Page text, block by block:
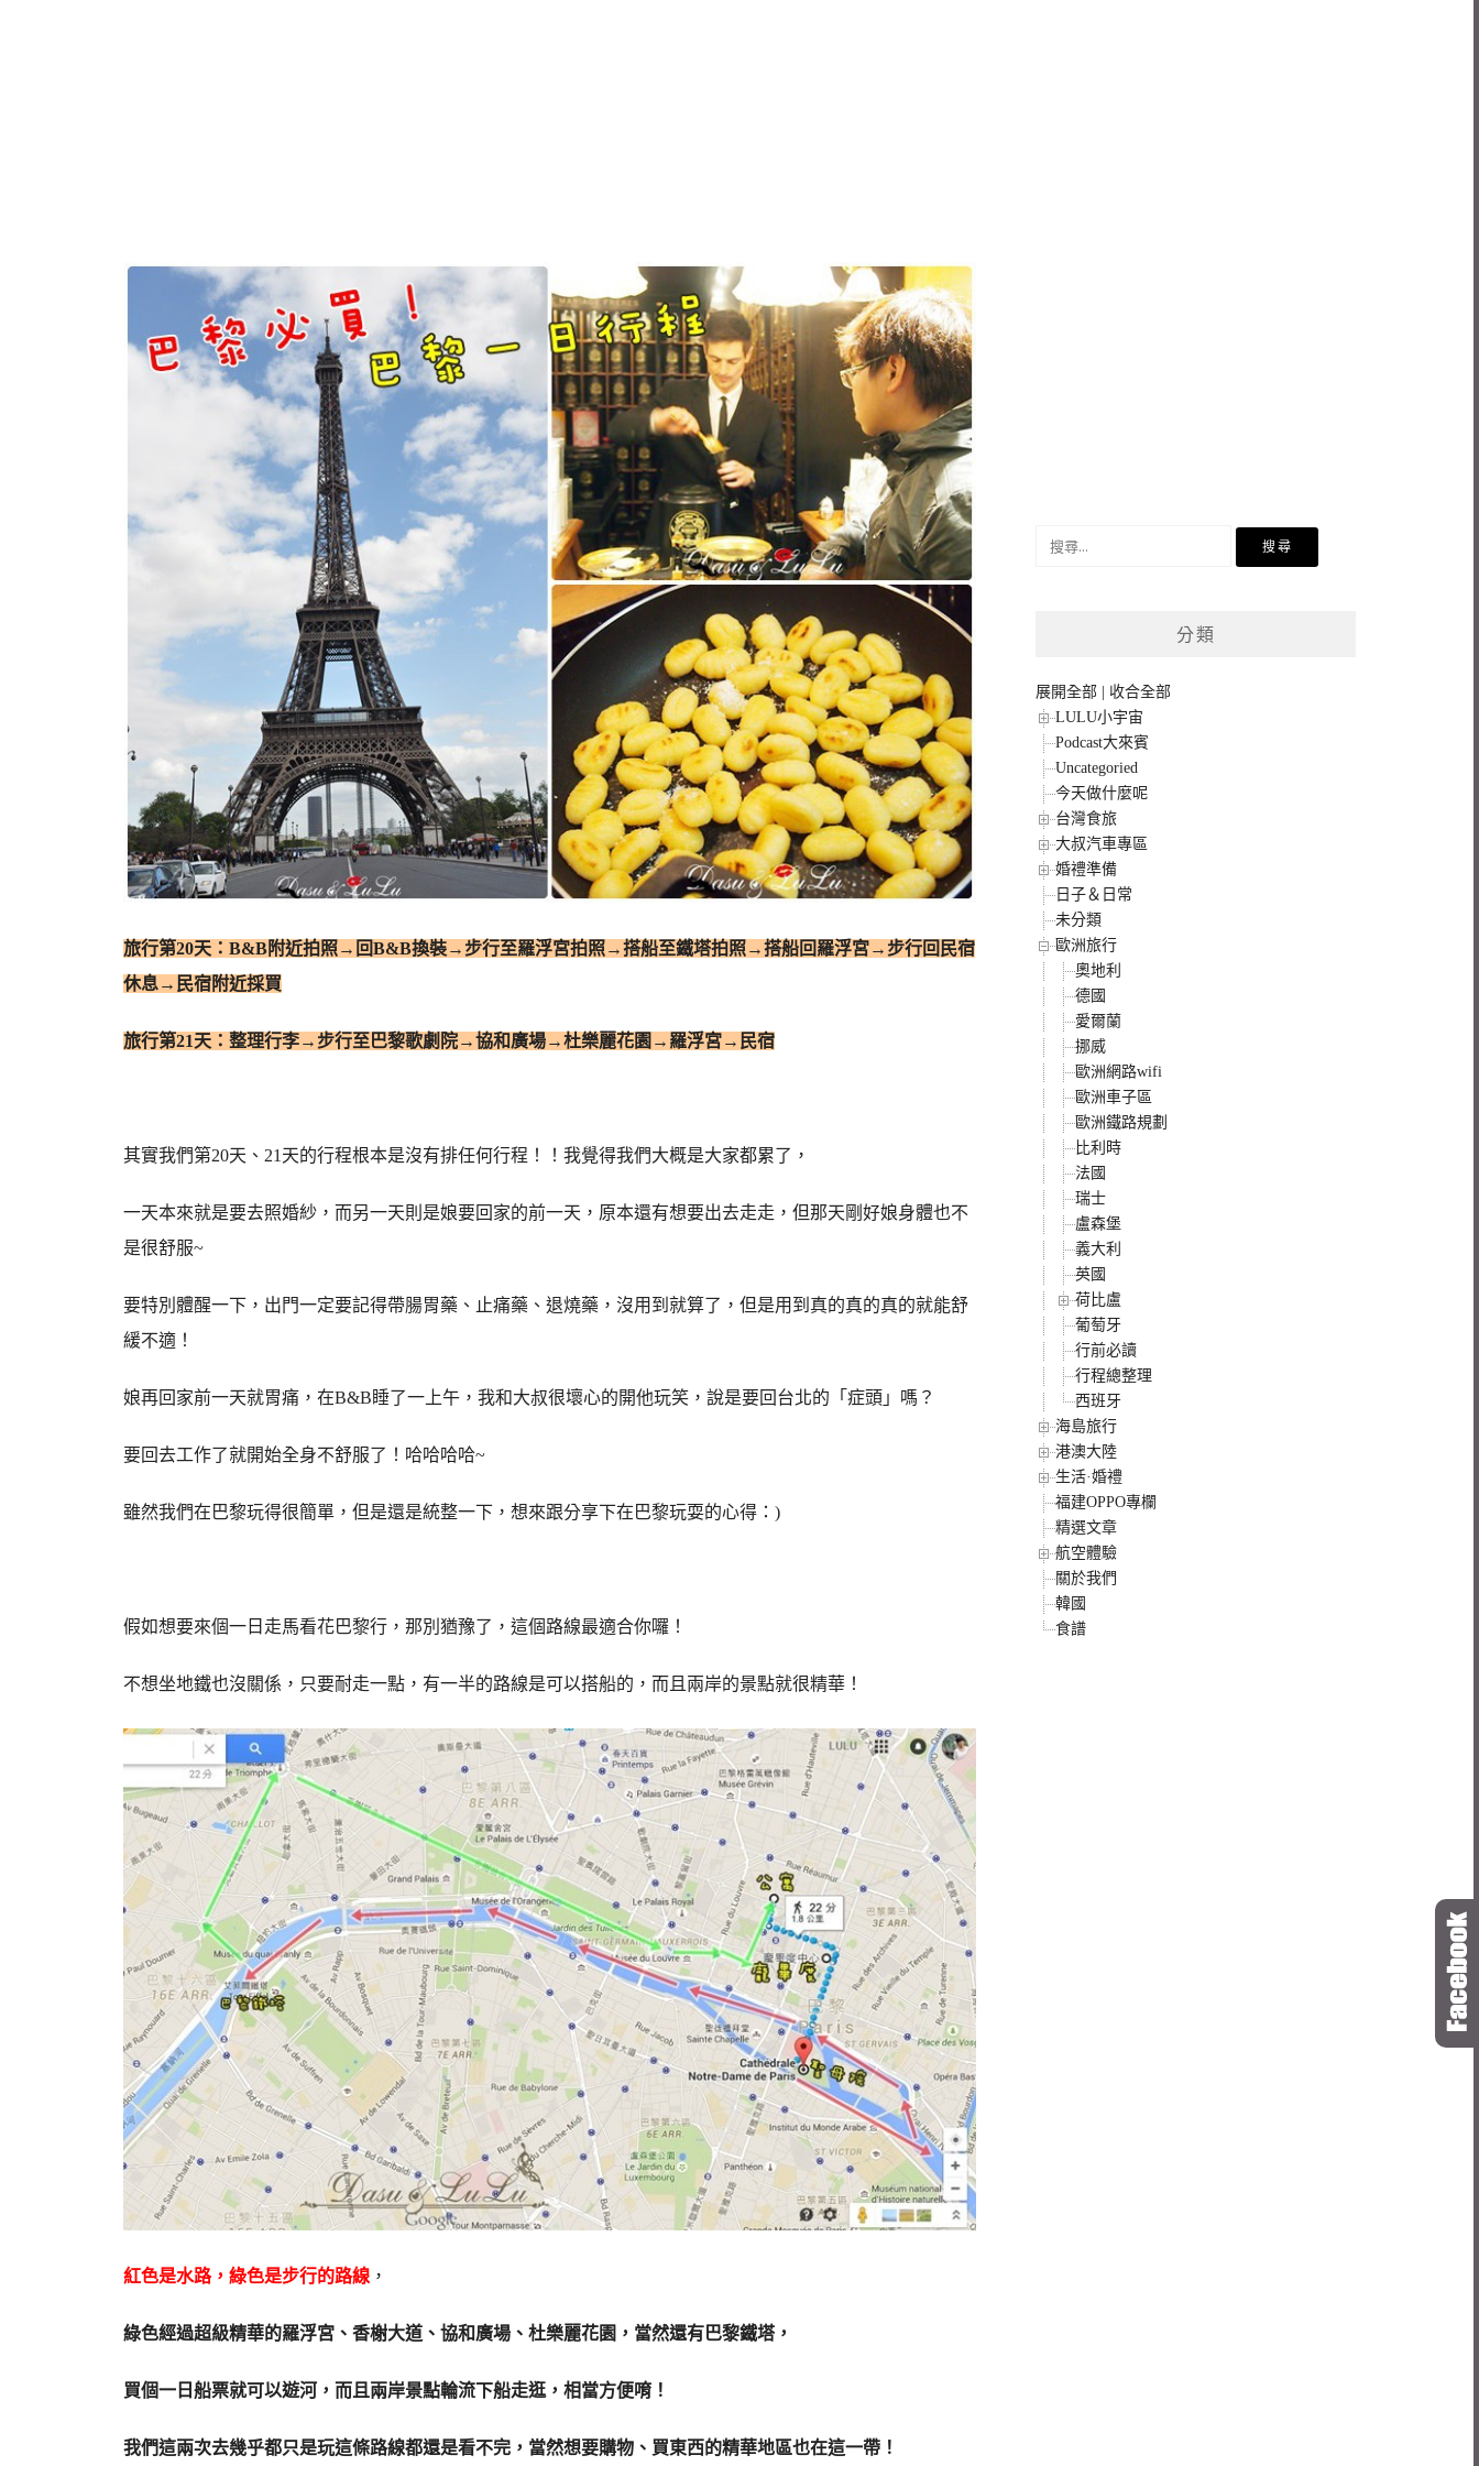
旅行第20天：B&B附近拍照→回B&B換裝→步行至羅浮宮拍照→搭船至鐵塔拍照→搭船回羅浮宮→步行回民宿
休息→民宿附近採買
旅行第21天：整理行李→步行至巴黎歌劇院→協和廣場→杜樂麗花園→羅浮宮→民宿
其實我們第20天、21天的行程根本是沒有排任何行程！！我覺得我們大概是大家都累了，
一天本來就是要去照婚紗，而另一天則是娘要回家的前一天，原本還有想要出去走走，但那天剛好娘身體也不
是很舒服~
要特別體醒一下，出門一定要記得帶腸胃藥、止痛藥、退燒藥，沒用到就算了，但是用到真的真的真的就能舒
緩不適！
娘再回家前一天就胃痛，在B&B睡了一上午，我和大叔很壞心的開他玩笑，說是要回台北的「症頭」嗎？
要回去工作了就開始全身不舒服了！哈哈哈哈~
雖然我們在巴黎玩得很簡單，但是還是統整一下，想來跟分享下在巴黎玩耍的心得：)
假如想要來個一日走馬看花巴黎行，那別猶豫了，這個路線最適合你囉！
不想坐地鐵也沒關係，只要耐走一點，有一半的路線是可以搭船的，而且兩岸的景點就很精華！
紅色是水路，綠色是步行的路線 ，
綠色經過超級精華的羅浮宮、香榭大道、協和廣場、杜樂麗花園，當然還有巴黎鐵塔，
買個一日船票就可以遊河，而且兩岸景點輪流下船走逛，相當方便唷！
我們這兩次去幾乎都只是玩這條路線都還是看不完，當然想要購物、買東西的精華地區也在這一帶！
分類
展開全部
收合全部
LULU小宇宙
Podcast大來賓
Uncategoried
今天做什麼呢
台灣食旅
大叔汽車專區
婚禮準備
日子＆日常
未分類
歐洲旅行
奧地利
德國
愛爾蘭
挪威
歐洲網路wifi
歐洲車子區
歐洲鐵路規劃
比利時
法國
瑞士
盧森堡
義大利
英國
荷比盧
葡萄牙
行前必讀
行程總整理
西班牙
海島旅行
港澳大陸
生活·婚禮
福建OPPO專欄
精選文章
航空體驗
關於我們
韓國
食譜